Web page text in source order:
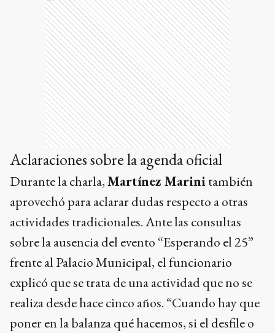
Aclaraciones sobre la agenda oficial
Durante la charla,Martínez Marinitambién
aprovechó para aclarar dudas respecto a otras
actividades tradicionales. Ante las consultas
sobre la ausencia del evento “Esperando el 25”
frente al Palacio Municipal, el funcionario
explicó que se trata de una actividad que no se
realiza desde hace cinco años. “Cuando hay que
poner en la balanza qué hacemos, si el desfile o